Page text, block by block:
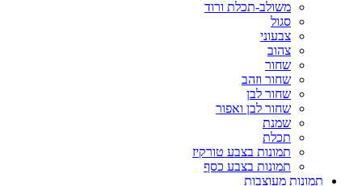
משולב-תכלת ורוד
סגול
צבעוני
צהוב
שחור
שחור וזהב
שחור לבן
שחור לבן ואפור
שמנת
תכלת
תמונות בצבע טורקיז
תמונות בצבע כסף
תמונות מעוצבות